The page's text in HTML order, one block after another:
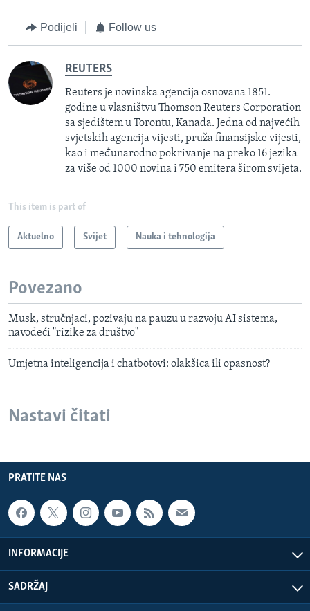
Podijeli Follow us
REUTERS
Reuters je novinska agencija osnovana 1851.
godine u vlasništvu Thomson Reuters Corporation
sa sjedištem u Torontu, Kanada. Jedna od najvećih
svjetskih agencija vijesti, pruža finansijske vijesti,
kao i međunarodno pokrivanje na preko 16 jezika
za više od 1000 novina i 750 emitera širom svijeta.
This item is part of
Aktuelno Svijet Nauka i tehnologija
Povezano
Musk, stručnjaci, pozivaju na pauzu u razvoju AI sistema,
navodeći "rizike za društvo"
Umjetna inteligencija i chatbotovi: olakšica ili opasnost?
Nastavi čitati
PRATITE NAS
INFORMACIJE
SADRŽAJ